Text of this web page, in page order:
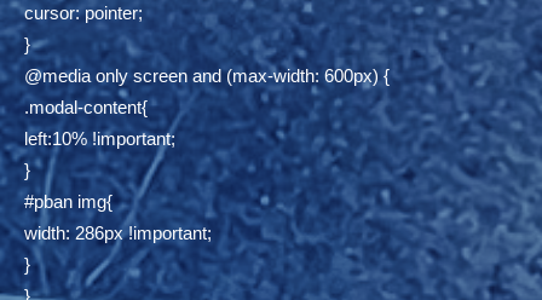
cursor: pointer;
}
@media only screen and (max-width: 600px) {
.modal-content{
left:10% !important;
}
#pban img{
width: 286px !important;
}
}